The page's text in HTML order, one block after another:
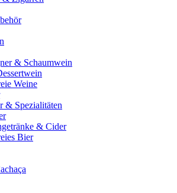
& Schaumwein
Weine
& Spezialitäten
& Cider
Bier